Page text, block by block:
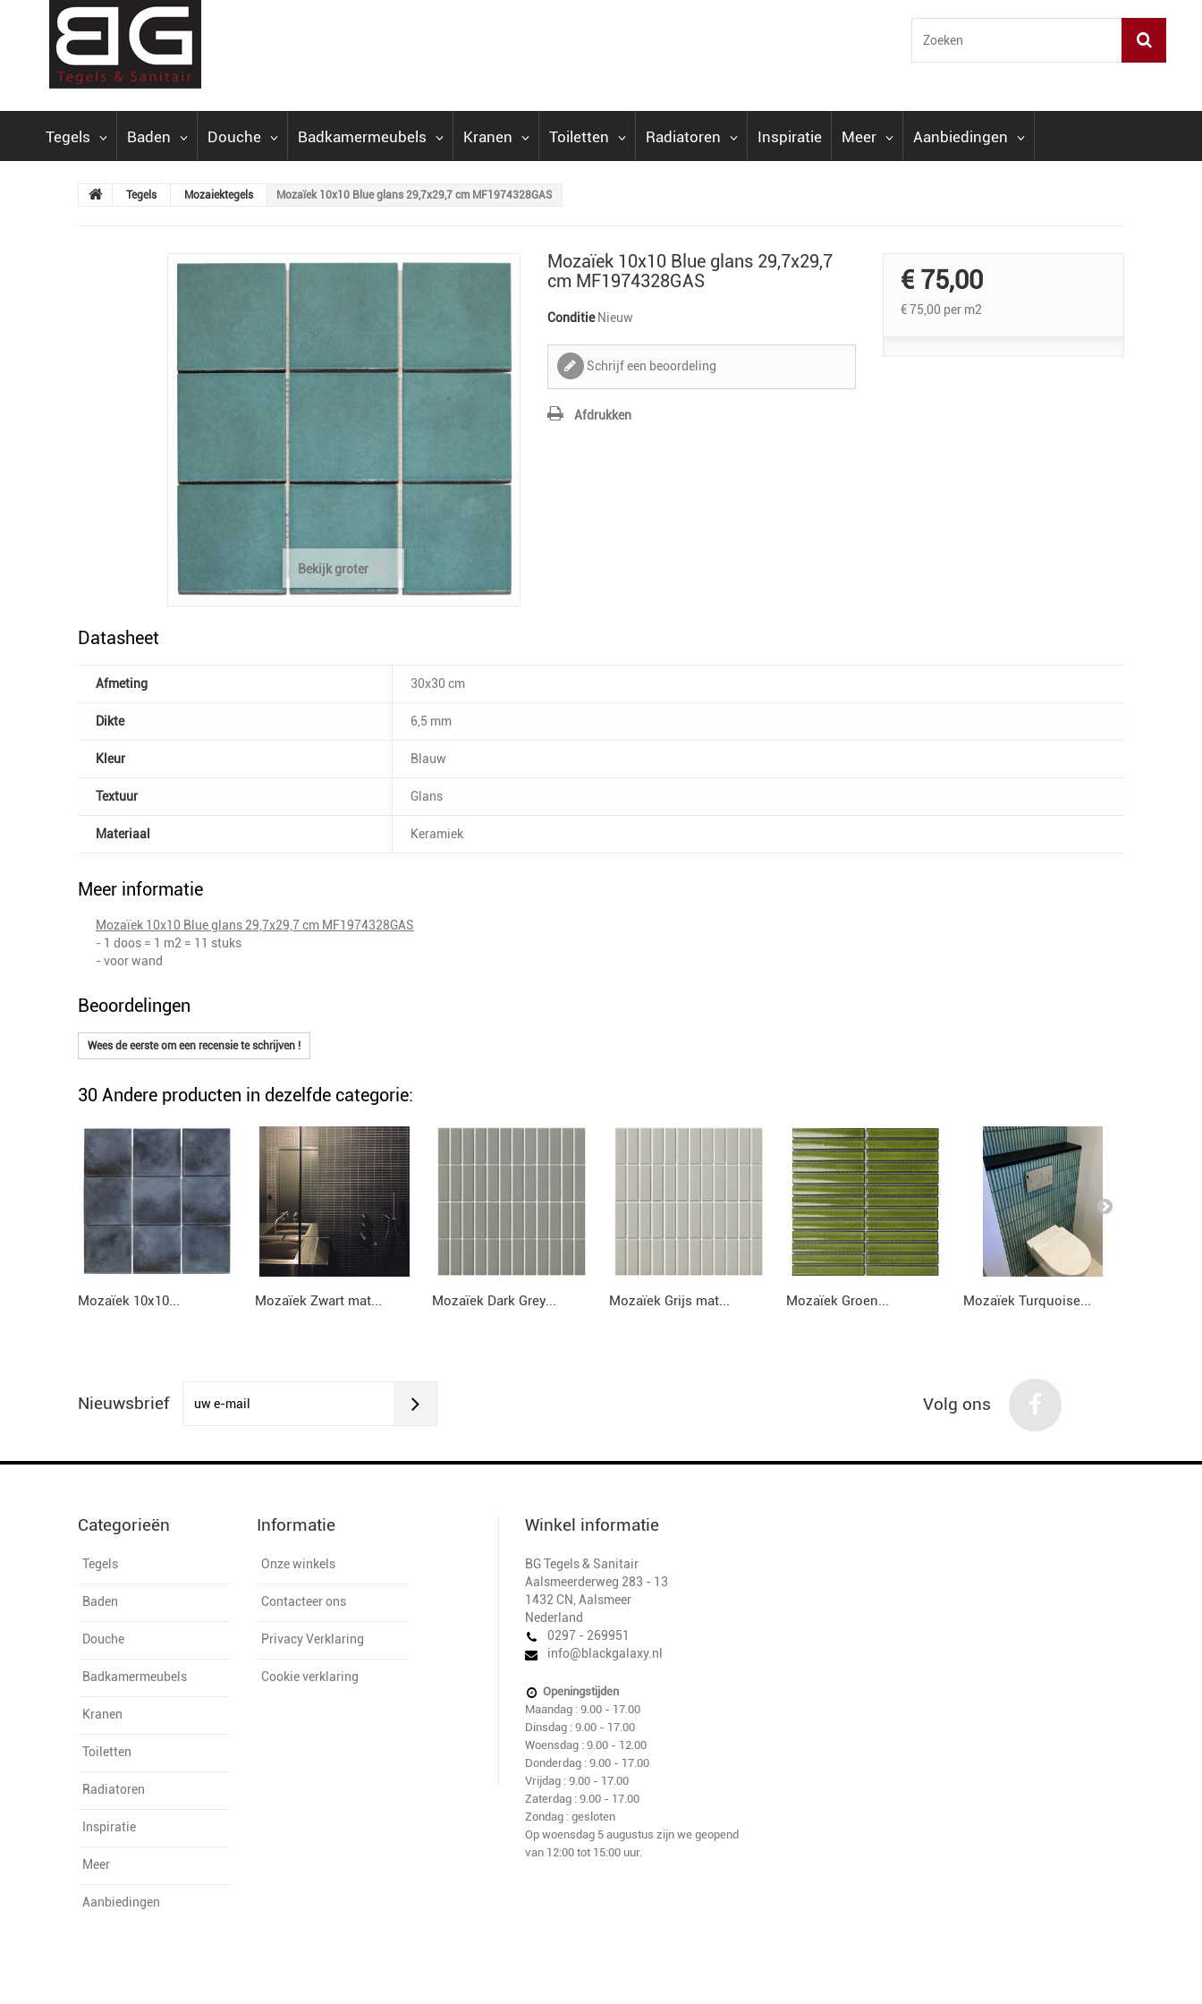
Tegels Baden Douche Badkamermeubels Kranen Toiletten Radiatoren Inspiratie Meer Aanbiedingen
Tegels Mozaiektegels Mozaïek 10x10 Blue glans 29,7x29,7 cm MF1974328GAS
Bekijk groter
Mozaïek 10x10 Blue glans 29,7x29,7
cm MF1974328GAS
Conditie Nieuw
Schrijf een beoordeling
Afdrukken
€ 75,00
€ 75,00 per m2
Datasheet
Afmeting 30x30 cm
Dikte 6,5 mm
Kleur Blauw
Textuur Glans
Materiaal Keramiek
Meer informatie
Mozaïek 10x10 Blue glans 29,7x29,7 cm MF1974328GAS
- 1 doos = 1 m2 = 11 stuks
- voor wand
Beoordelingen
Wees de eerste om een recensie te schrijven !
30 Andere producten in dezelfde categorie:
Mozaïek 10x10... Mozaïek Zwart mat... Mozaïek Dark Grey... Mozaïek Grijs mat... Mozaïek Groen... Mozaïek Turquoise...
Nieuwsbrief Volg ons
Categorieën
Tegels
Baden
Douche
Badkamermeubels
Kranen
Toiletten
Radiatoren
Inspiratie
Meer
Aanbiedingen
Informatie
Onze winkels
Contacteer ons
Privacy Verklaring
Cookie verklaring
Winkel informatie
BG Tegels & Sanitair
Aalsmeerderweg 283 - 13
1432 CN Aalsmeer
Nederland
0297 - 269951
info@blackgalaxy.nl
Openingstijden
Maandag : 9.00 - 17.00
Dinsdag : 9.00 - 17.00
Woensdag : 9.00 - 12.00
Donderdag : 9.00 - 17.00
Vrijdag : 9.00 - 17.00
Zaterdag : 9.00 - 17.00
Zondag : gesloten
Op woensdag 5 augustus zijn we geopend
van 12:00 tot 15:00 uur.